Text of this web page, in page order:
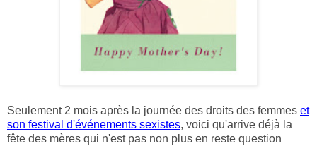
Seulement 2 mois après la journée des droits des femmes et
son festival d'événements sexistes, voici qu'arrive déjà la
fête des mères qui n'est pas non plus en reste question